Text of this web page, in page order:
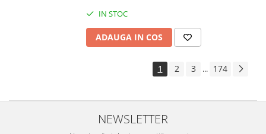
IN STOC
ADAUGA IN COS
1 2 3 ... 174
NEWSLETTER